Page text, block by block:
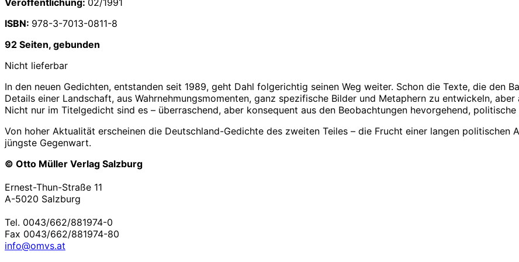
ISBN: 978-3-7013-0811-8
92 Seiten, gebunden
Nicht lieferbar
In den neuen Gedichten, entstanden seit 1989, geht Dahl folgerichtig seinen Weg weiter. Schon die Texte, die den
Details einer Landschaft, aus Wahrnehmungsmomenten, ganz spezifische Bilder und Metaphern zu entwickeln,
Nicht nur im Titelgedicht sind es – überraschend, aber konsequent aus den Beobachtungen hevorgehend, politische
Von hoher Aktualität erscheinen die Deutschland-Gedichte des zweiten Teiles – die Frucht einer langen politischen
jüngste Gegenwart.
© Otto Müller Verlag Salzburg
Ernest-Thun-Straße 11
A-5020 Salzburg
Tel. 0043/662/881974-0
Fax 0043/662/881974-80
info@omvs.at